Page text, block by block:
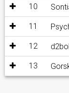
10
11
12
13